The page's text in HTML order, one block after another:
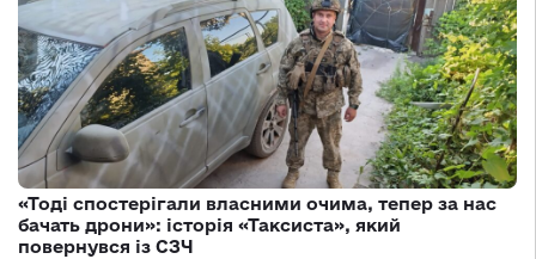
«Тоді спостерігали власними очима, тепер за нас
бачать дрони»: історія «Таксиста», який
повернувся із СЗЧ